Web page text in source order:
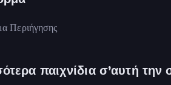
Περιήγησης
παιχνίδια σ’αυτή την